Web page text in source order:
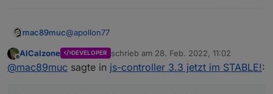
mac89muc@apollon77
Der macmini läuft nicht auf neueren osx - 10.11.6 ist
das höchste der Gefühle.
Offline
AlCalzone DEVELOPER schrieb am 28. Feb. 2022, 11:02
zuletzt editiert von
@mac89muc sagte in js-controller 3.3 jetzt im STABLE!: